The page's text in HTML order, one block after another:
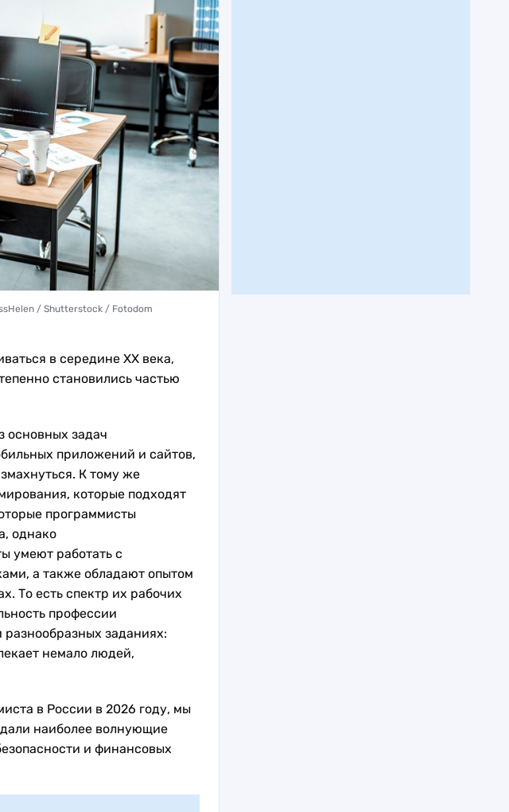
/ Shutterstock / Fotodom
в середине XX века,
становились частью
основных задач
приложений и сайтов,
К тому же
которые подходят
программисты
однако
умеют работать с
а также обладают опытом
То есть спектр их рабочих
профессии
заданиях:
немало людей,
в России в 2026 году, мы
наиболее волнующие
и финансовых